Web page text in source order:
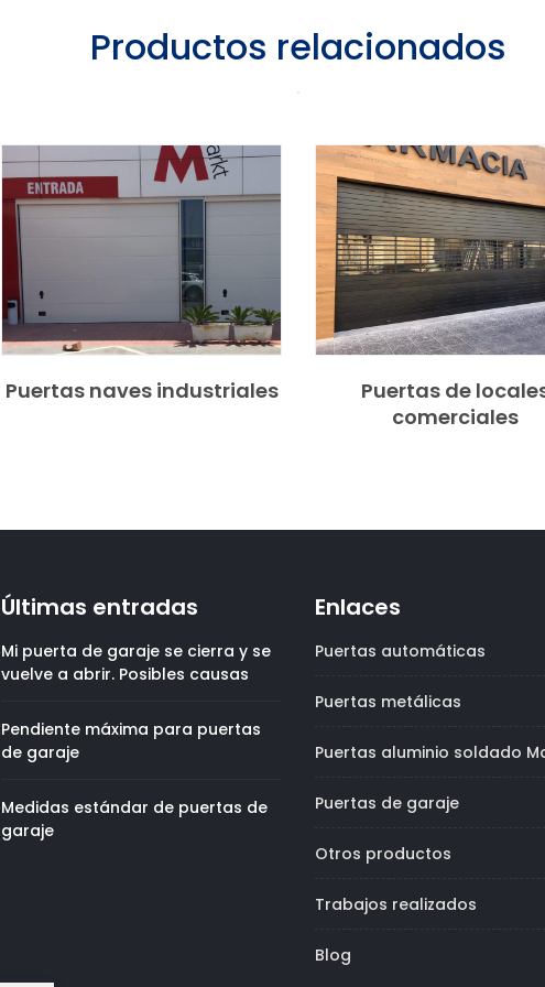
Productos relacionados
Puertas naves industriales
Puertas de
comerciales
Últimas entradas
Mi puerta de garaje se cierra y se
vuelve a abrir. Posibles causas
Pendiente máxima para puertas
de garaje
Medidas estándar de puertas de
garaje
Enlaces
Puertas automáticas
Puertas metálicas
Puertas aluminio soldado
Puertas de garaje
Otros productos
Trabajos realizados
Blog